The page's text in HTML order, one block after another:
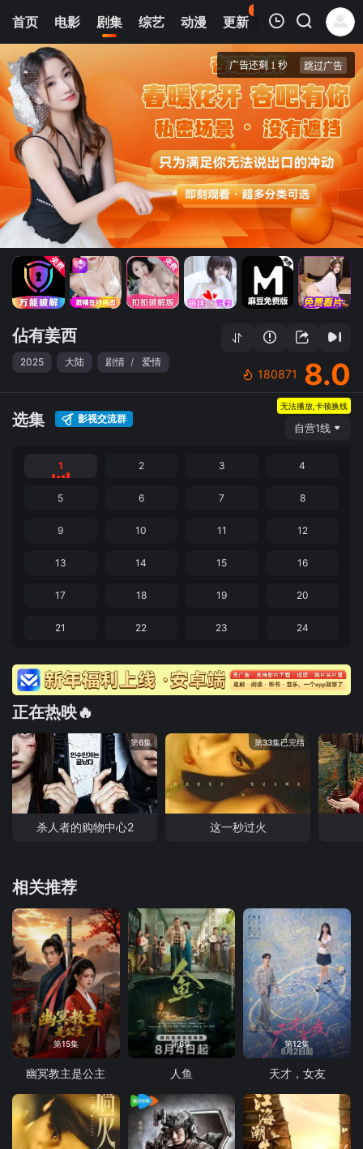
首页 电影 剧集 综艺 动漫 更新
61
热榜 APP
1
清空
佔有姜西
2025 大陆 剧情 / 爱情
180871 8.0
选集 影视交流群
无法播放,卡顿换线
自营1线
1 2 3 4
5 6 7 8
9 10 11 12
13 14 15 16
17 18 19 20
21 22 23 24
正在热映🔥
第6集
杀人者的购物中心2
第33集已完结
这一秒过火
相关推荐
第15集
幽冥教主是公主
第6集
人鱼
第12集
天才，女友